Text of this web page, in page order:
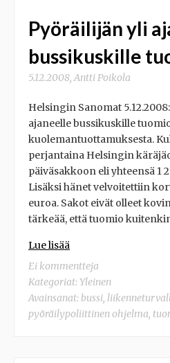
Pyöräilijän yli
bussikuskille
5.12.2008,Antti Poikola
Helsingin Sanomat
ajaneelle bussikuskille
kuolemantuottamuksesta.
perjantaina Helsingin
päiväsakkoon eli yhteensä 1
Lisäksi hänet velvoitettiin
euroa. Sakot eivät olleet
tärkeää, että tuomio
Lue lisää
Ei kommentteja
Kategoriat: Yleinen
Avainsanat: bussi,
pyöräilypoliittinen ohjelma,